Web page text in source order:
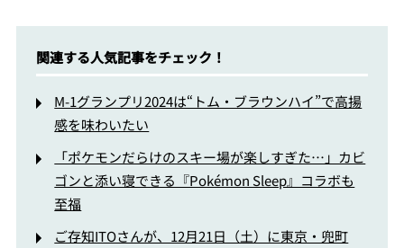
関連する人気記事をチェック！
M-1グランプリ2024は“トム・ブラウンハイ”で高揚
感を味わいたい
「ポケモンだらけのスキー場が楽しすぎた…」カビ
ゴンと添い寝できる『Pokémon Sleep』コラボも
至福
ご存知ITOさんが、12月21日（土）に東京・兜町